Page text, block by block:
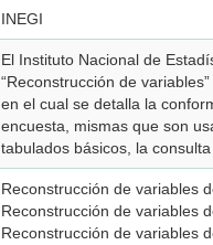
INEGI
El Instituto Nacional de
“Reconstrucción de
en el cual se detalla la
encuesta, mismas que son
tabulados básicos, la
Reconstrucción de variables
Reconstrucción de variables
Reconstrucción de variables